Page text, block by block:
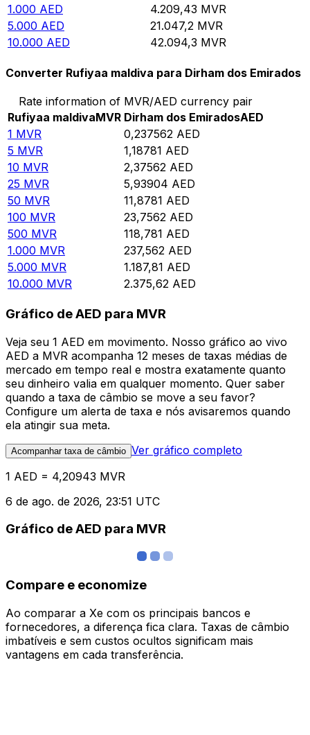
1.000 AED 4.209,43 MVR
5.000 AED 21.047,2 MVR
10.000 AED 42.094,3 MVR
Converter Rufiyaa maldiva para Dirham dos Emirados
Rate information of MVR/AED currency pair
Rufiyaa maldivaMVR Dirham dos EmiradosAED
1 MVR 0,237562 AED
5 MVR 1,18781 AED
10 MVR 2,37562 AED
25 MVR 5,93904 AED
50 MVR 11,8781 AED
100 MVR 23,7562 AED
500 MVR 118,781 AED
1.000 MVR 237,562 AED
5.000 MVR 1.187,81 AED
10.000 MVR 2.375,62 AED
Gráfico de AED para MVR
Veja seu 1 AED em movimento. Nosso gráfico ao vivo
AED a MVR acompanha 12 meses de taxas médias de
mercado em tempo real e mostra exatamente quanto
seu dinheiro valia em qualquer momento. Quer saber
quando a taxa de câmbio se move a seu favor?
Configure um alerta de taxa e nós avisaremos quando
ela atingir sua meta.
Acompanhar taxa de câmbio Ver gráfico completo
1 AED = 4,20943 MVR
6 de ago. de 2026, 23:51 UTC
Gráfico de AED para MVR
Compare e economize
Ao comparar a Xe com os principais bancos e
fornecedores, a diferença fica clara. Taxas de câmbio
imbatíveis e sem custos ocultos significam mais
vantagens em cada transferência.